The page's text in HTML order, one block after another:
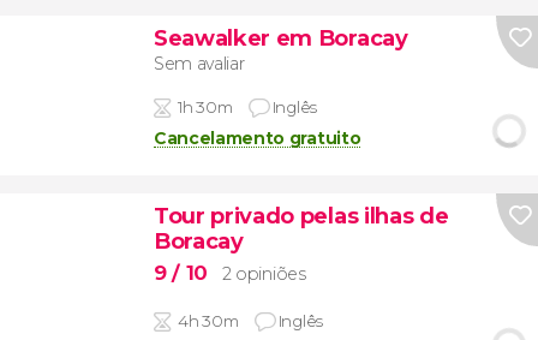
Seawalker em Boracay
Sem avaliar
1h 30m Inglês
Cancelamento gratuito
Tour privado pelas ilhas de
Boracay
9/ 10 2 opiniões
4h 30m Inglês